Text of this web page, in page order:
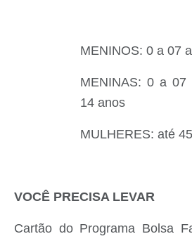
MENINOS: 0 a 07
MENINAS: 0 a
14 anos
MULHERES: até
VOCÊ PRECISA LEVAR
Cartão do Programa Bolsa